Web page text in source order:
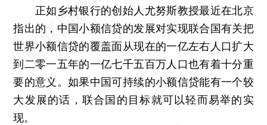
正如乡村银行的创始人尤努斯教授最近在北京
指出的，中国小额信贷的发展对实现联合国有关把
世界小额信贷的覆盖面从现在的一亿左右人口扩大
到二零一五年的一亿七千五百万人口也有着十分重
要的意义。如果中国可持续的小额信贷能有一个较
大发展的话，联合国的目标就可以轻而易举的实
现。